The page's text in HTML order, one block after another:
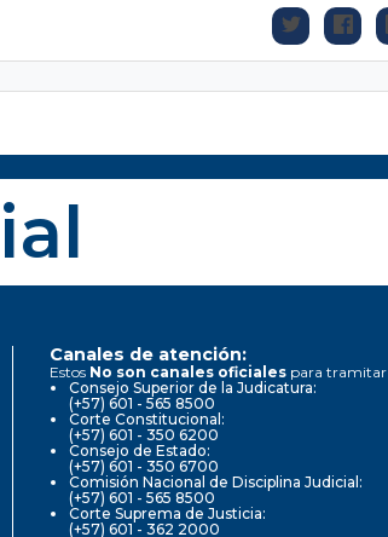
Canales de atención:
Estos No son canales oficiales para tramitar
Consejo Superior de la Judicatura:
(+57) 601 - 565 8500
Corte Constitucional:
(+57) 601 - 350 6200
Consejo de Estado:
(+57) 601 - 350 6700
Comisión Nacional de Disciplina Judicial:
(+57) 601 - 565 8500
Corte Suprema de Justicia:
(+57) 601 - 362 2000